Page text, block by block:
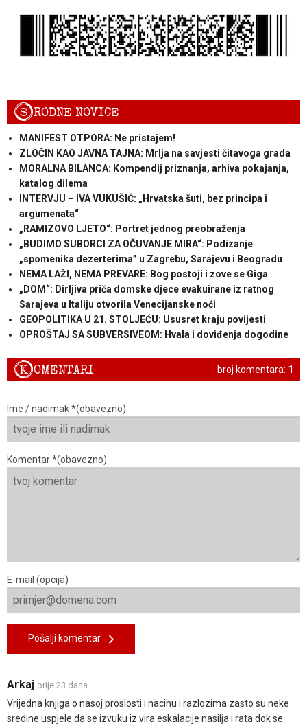
SRODNE NOVICE
MANIFEST OTPORA: Ne pristajem!
ZLOČIN KAO JAVNA TAJNA: Mrlja na savjesti čitavoga grada
MORALNA BILANCA: Kompendij priznanja, arhiva pokajanja,
katalog dilema
INTERVJU – IVA VUKUŠIĆ: „Hrvatska šuti, bez principa i
argumenata“
„RAMIZOVO LJETO“: Portret jednog preobraženja
„BUDIMO SUBORCI ZA OČUVANJE MIRA“: Podizanje
„spomenika dezerterima” u Zagrebu, Sarajevu i Beogradu
NEMA LAŽI, NEMA PREVARE: Bog postoji i zove se Giga
„DOM“: Dirljiva priča domske djece evakuirane iz ratnog
Sarajeva u Italiju otvorila Venecijanske noći
GEOPOLITIKA U 21. STOLJEĆU: Ususret kraju povijesti
OPROŠTAJ SA SUBVERSIVEOM: Hvala i doviđenja dogodine
broj komentara: 1
KOMENTARI
Ime / nadimak *(obavezno)
Komentar *(obavezno)
E-mail (opcija)
Pošalji komentar
Arkaj prije 23 dana
Vrijedna knjiga o nasoj proslosti i nacinu i razlozima zasto su neke
sredine uspjele da se izvuku iz vira eskalacije nasilja i rata dok se